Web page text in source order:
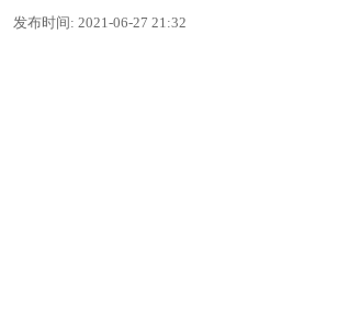
发布时间: 2021-06-27 21:32